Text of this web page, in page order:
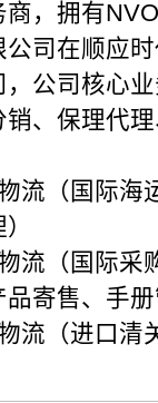
商，拥有
公司在顺应
，公司核心
销、保理代
流（国际海
流（国际采
品寄售、手
流（进口清